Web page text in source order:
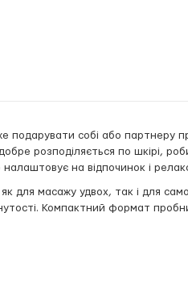
подарувати собі або партнеру
розподіляється по шкірі,
на відпочинок і
для масажу удвох, так і для
Компактний формат